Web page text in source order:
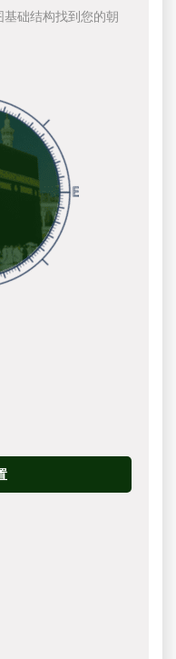
础结构找到您的朝